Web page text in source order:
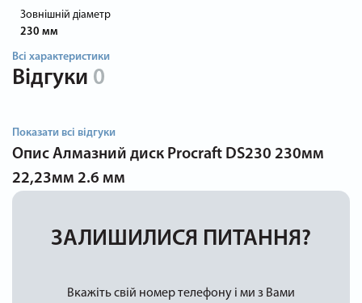
Зовнішній діаметр
230 мм
Всі характеристики
Відгуки 0
Показати всі відгуки
Опис Алмазний диск Procraft DS230 230мм
22,23мм 2.6 мм
ЗАЛИШИЛИСЯ ПИТАННЯ?
Вкажіть свій номер телефону і ми з Вами